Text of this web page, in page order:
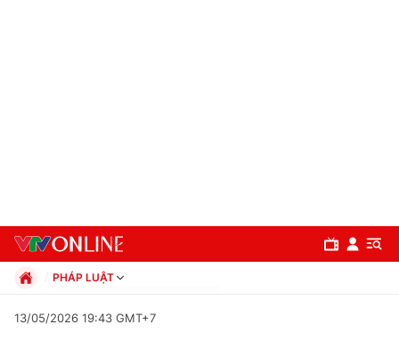
PHÁP LUẬT
Xã hội
13/05/2026 19:43 GMT+7